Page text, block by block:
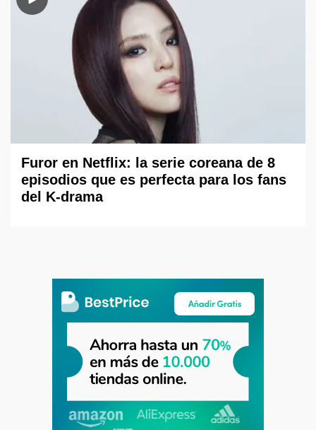
Furor en Netflix: la serie coreana de 8
episodios que es perfecta para los fans
del K-drama